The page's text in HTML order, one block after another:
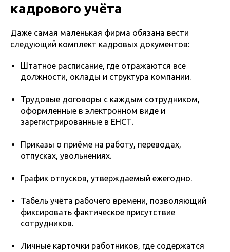
кадрового учёта
Даже самая маленькая фирма обязана вести
следующий комплект кадровых документов:
Штатное расписание, где отражаются все
должности, оклады и структура компании.
Трудовые договоры с каждым сотрудником,
оформленные в электронном виде и
зарегистрированные в ЕНСТ.
Приказы о приёме на работу, переводах,
отпусках, увольнениях.
График отпусков, утверждаемый ежегодно.
Табель учёта рабочего времени, позволяющий
фиксировать фактическое присутствие
сотрудников.
Личные карточки работников, где содержатся